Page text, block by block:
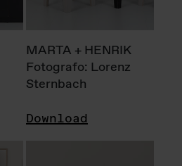
MARTA + HENRIK
Fotografo: Lorenz
Sternbach
Download